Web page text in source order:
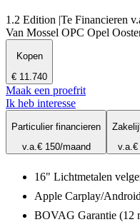
1.2 Edition |Te Financieren
Van Mossel OPC Opel
Kopen
€ 11.740
Maak een proefrit
Ik heb interesse
Particulier financieren
v.a.€ 150/maand
v.a.€
16" Lichtmetalen
Apple Carplay/
BOVAG Garantie (12